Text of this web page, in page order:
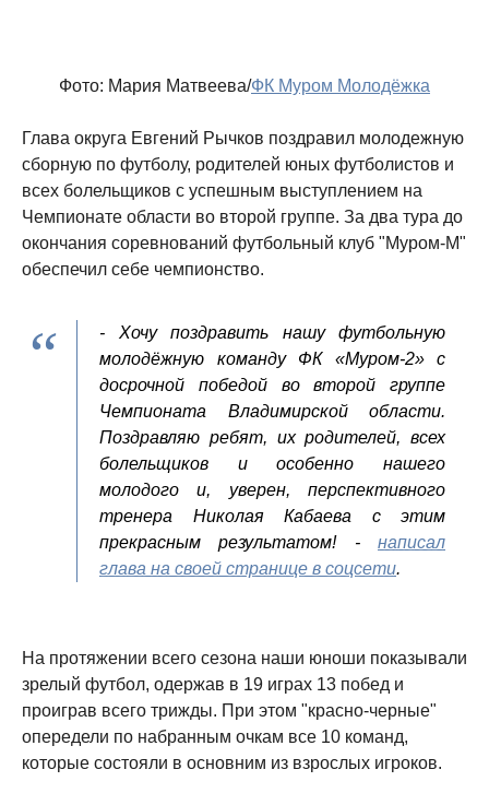
Фото: Мария Матвеева/ФК Муром Молодёжка
Глава округа Евгений Рычков поздравил молодежную
сборную по футболу, родителей юных футболистов и
всех болельщиков с успешным выступлением на
Чемпионате области во второй группе. За два тура до
окончания соревнований футбольный клуб "Муром-М"
обеспечил себе чемпионство.
- Хочу поздравить нашу футбольную
молодёжную команду ФК «Муром-2» с
досрочной победой во второй группе
Чемпионата Владимирской области.
Поздравляю ребят, их родителей, всех
болельщиков и особенно нашего
молодого и, уверен, перспективного
тренера Николая Кабаева с этим
прекрасным результатом! - написал
глава на своей странице в соцсети.
На протяжении всего сезона наши юноши показывали
зрелый футбол, одержав в 19 играх 13 побед и
проиграв всего трижды. При этом "красно-черные"
опередели по набранным очкам все 10 команд,
которые состояли в основним из взрослых игроков.